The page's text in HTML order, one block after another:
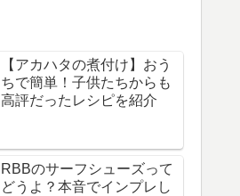
【アカハタの煮付け】おう
ちで簡単！子供たちからも
高評だったレシピを紹介
RBBのサーフシューズって
どうよ？本音でインプレし